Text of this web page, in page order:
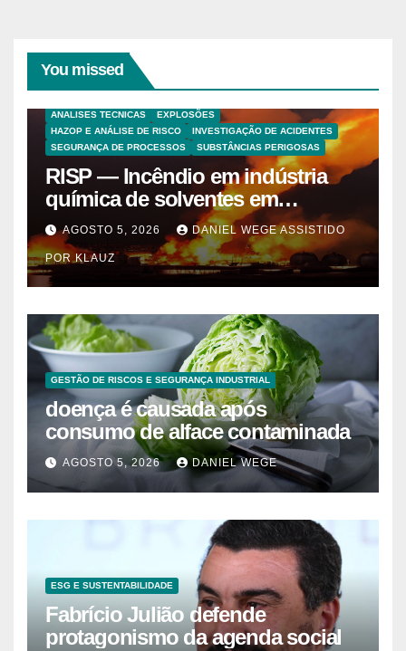
You missed
ANALISES TECNICAS
EXPLOSÕES
HAZOP E ANÁLISE DE RISCO
INVESTIGAÇÃO DE ACIDENTES
SEGURANÇA DE PROCESSOS
SUBSTÂNCIAS PERIGOSAS
RISP — Incêndio em indústria
química de solventes em
Itaquaquecetuba/SP
(UNIQUIMA/Quema)
AGOSTO 5, 2026 DANIEL WEGE ASSISTIDO
POR KLAUZ
GESTÃO DE RISCOS E SEGURANÇA INDUSTRIAL
doença é causada após
consumo de alface contaminada
AGOSTO 5, 2026 DANIEL WEGE
ESG E SUSTENTABILIDADE
Fabrício Julião defende
protagonismo da agenda social